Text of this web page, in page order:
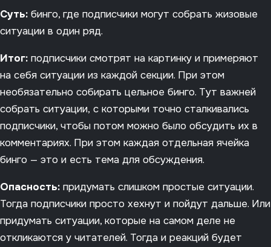
Суть: бинго, где подписчики могут собрать жизовые
ситуации в один ряд.
Итог: подписчики смотрят на картинку и примеряют
на себя ситуации из каждой секции. При этом
необязательно собирать цельное бинго. Тут важней
собрать ситуации, с которыми точно сталкивались
подписчики, чтобы потом можно было обсудить их в
комментариях. При этом каждая отдельная ячейка
бинго — это и есть тема для обсуждения.
Опасность: придумать слишком простые ситуации.
Тогда подписчики просто хехнут и пойдут дальше. Или
придумать ситуации, которые на самом деле не
откликаются у читателей. Тогда и реакций будет